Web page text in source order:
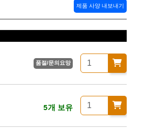
제품 사양 내보내기
품절/문의요망
5개 보유